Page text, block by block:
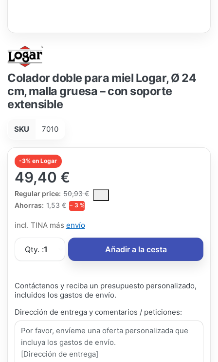
Colador doble para miel Logar, Ø 24
cm, malla gruesa – con soporte
extensible
SKU 7010
-3% en Logar
49,40 €
Regular price: 50,93 €
The Regular Price is the median selling price paid by
Ahorras: 1,53 € − 3 %
incl. TINA más envío
Qty. :1 Añadir a la cesta
Contáctenos y reciba un presupuesto personalizado,
incluidos los gastos de envío.
Dirección de entrega y comentarios / peticiones: